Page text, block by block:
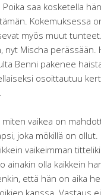
saa kosketella
Kokemuksessa
myös muut
Mischa perässään.
Benni pakenee
osoittautuu
vaikea on
joka mökillä on
vaikeimman
ainakin olla kaikkein
että hän on aika